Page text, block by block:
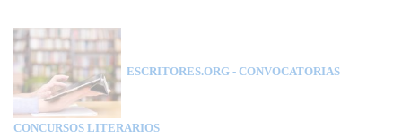
ESCRITORES.ORG - CONVOCATORIAS
CONCURSOS LITERARIOS